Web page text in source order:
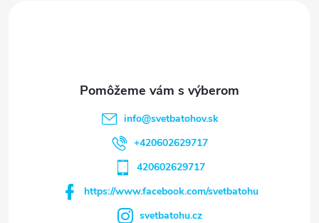
info@svetbatohov.sk
+420602629717
420602629717
https://www.facebook.com/svetbatohu
svetbatohu.cz